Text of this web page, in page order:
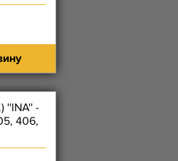
''INA'' -
406,